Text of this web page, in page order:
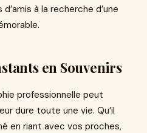
à la recherche d’une
en Souvenirs
professionnelle peut
dure toute une vie. Qu’il
en riant avec vos proches,